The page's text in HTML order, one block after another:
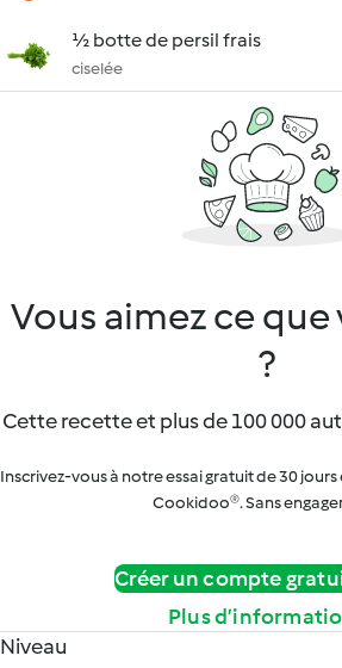
½ botte de persil frais
ciselée
Vous aimez ce que
?
Cette recette et plus de 100 000
Inscrivez-vous à notre essai gratuit de 30
Cookidoo®. Sans
Créer un compte
Plus
Niveau